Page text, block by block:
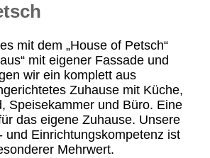
mit dem „House of Petsch“
mit eigener Fassade und
wir ein komplett aus
Zuhause mit Küche,
Speisekammer und Büro. Eine
das eigene Zuhause. Unsere
und Einrichtungskompetenz ist
Mehrwert.